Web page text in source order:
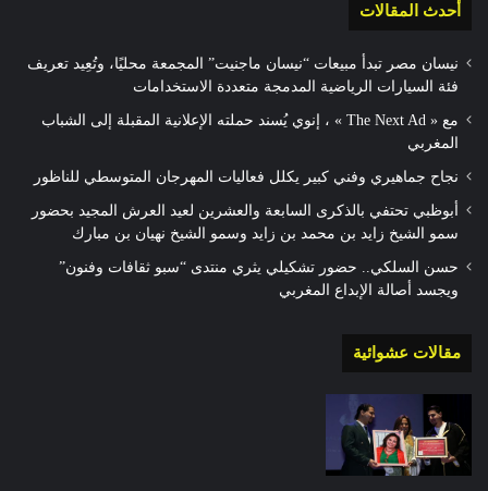
أحدث المقالات
نيسان مصر تبدأ مبيعات “نيسان ماجنيت” المجمعة محليًا، وتُعِيد تعريف
فئة السيارات الرياضية المدمجة متعددة الاستخدامات
مع « The Next Ad » ، إنوي يُسند حملته الإعلانية المقبلة إلى الشباب
المغربي
نجاح جماهيري وفني كبير يكلل فعاليات المهرجان المتوسطي للناظور
أبوظبي تحتفي بالذكرى السابعة والعشرين لعيد العرش المجيد بحضور
سمو الشيخ زايد بن محمد بن زايد وسمو الشيخ نهيان بن مبارك
حسن السلكي.. حضور تشكيلي يثري منتدى “سبو ثقافات وفنون”
ويجسد أصالة الإبداع المغربي
مقالات عشوائية